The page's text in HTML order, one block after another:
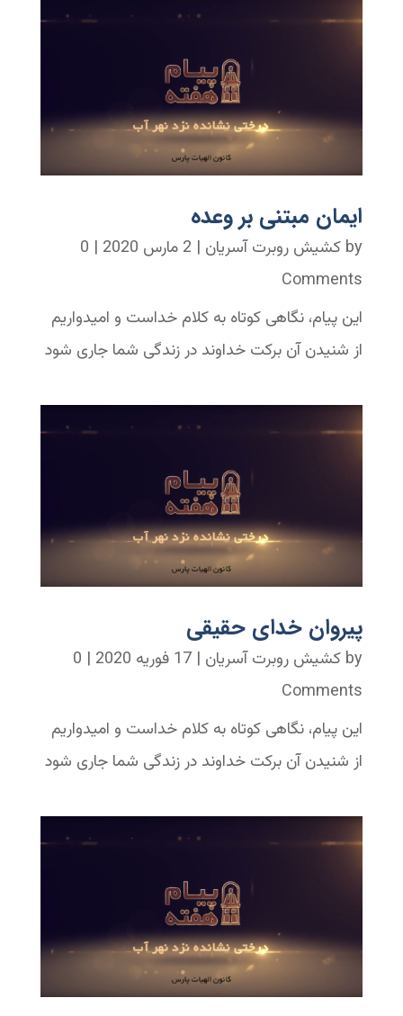
ایمان مبتنی بر وعده
by کشیش روبرت آسریان | 2 مارس 2020
| 0
Comments
این پیام، نگاهی کوتاه به کلام خداست و امیدواریم
از شنیدن آن برکت خداوند در زندگی شما جاری شود
پیروان خدای حقیقی
by کشیش روبرت آسریان | 17 فوریه 2020
| 0
Comments
این پیام، نگاهی کوتاه به کلام خداست و امیدواریم
از شنیدن آن برکت خداوند در زندگی شما جاری شود